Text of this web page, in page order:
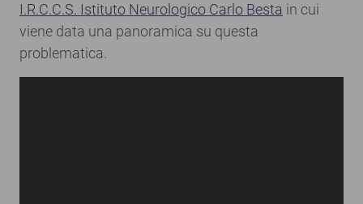
I.R.C.C.S. Istituto Neurologico Carlo Besta in cui
viene data una panoramica su questa
problematica.